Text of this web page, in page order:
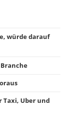
würde darauf
Taxi, Uber und